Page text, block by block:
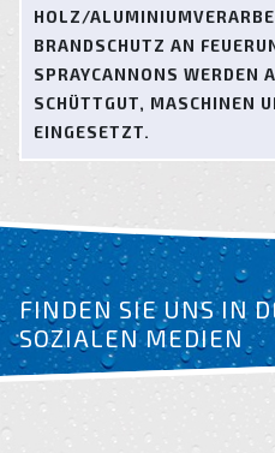
HOLZ/
BRANDSCHUTZ AN
SPRAYCANNONS WERDEN
SCHÜTTGUT, MASCHINEN
EINGESETZT.
FINDEN SIE UNS IN
SOZIALEN MEDIEN